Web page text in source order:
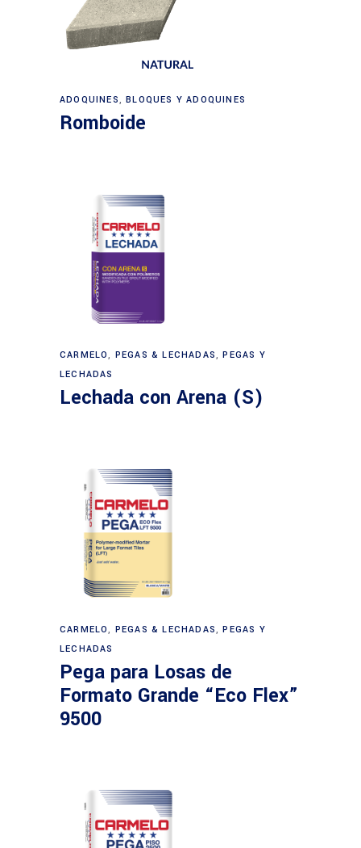
ADOQUINES,BLOQUES Y ADOQUINES
Romboide
CARMELO, PEGAS & LECHADAS,PEGAS Y
LECHADAS
Lechada con Arena (S)
CARMELO, PEGAS & LECHADAS,PEGAS Y
LECHADAS
Pega para Losas de
Formato Grande “Eco Flex”
9500